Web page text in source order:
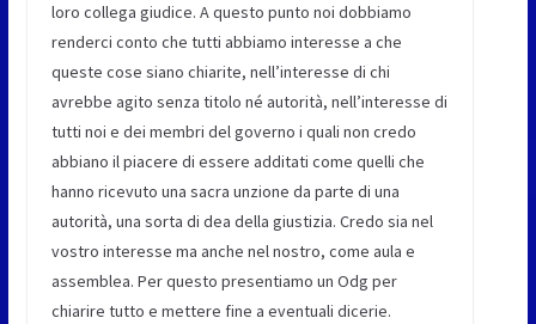
loro collega giudice. A questo punto noi dobbiamo
renderci conto che tutti abbiamo interesse a che
queste cose siano chiarite, nell’interesse di chi
avrebbe agito senza titolo né autorità, nell’interesse di
tutti noi e dei membri del governo i quali non credo
abbiano il piacere di essere additati come quelli che
hanno ricevuto una sacra unzione da parte di una
autorità, una sorta di dea della giustizia. Credo sia nel
vostro interesse ma anche nel nostro, come aula e
assemblea. Per questo presentiamo un Odg per
chiarire tutto e mettere fine a eventuali dicerie.